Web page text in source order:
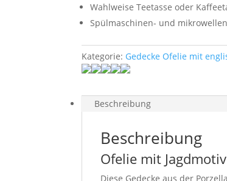
Wahlweise Teetasse oder
Spülmaschinen- und
Kategorie: Gedecke Ofelie mit
Beschreibung
Beschreibung
Ofelie mit
Diese Gedecke aus der